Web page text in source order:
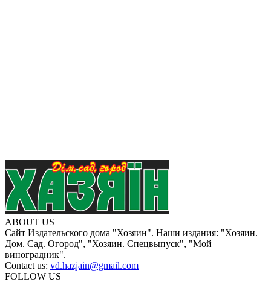
ABOUT US
Сайт Издательского дома "Хозяин". Наши издания: "Хозяин.
Дом. Сад. Огород", "Хозяин. Спецвыпуск", "Мой
виноградник".
Contact us: vd.hazjain@gmail.com
FOLLOW US